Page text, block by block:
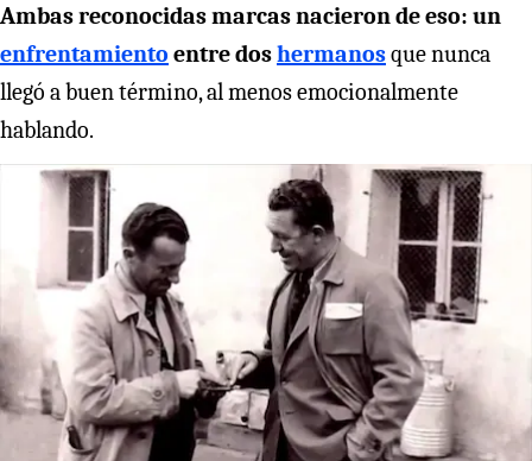
Ambas reconocidas marcas nacieron de eso: un
enfrentamiento entre doshermanosque nunca
llegó a buen término, al menos emocionalmente
hablando.